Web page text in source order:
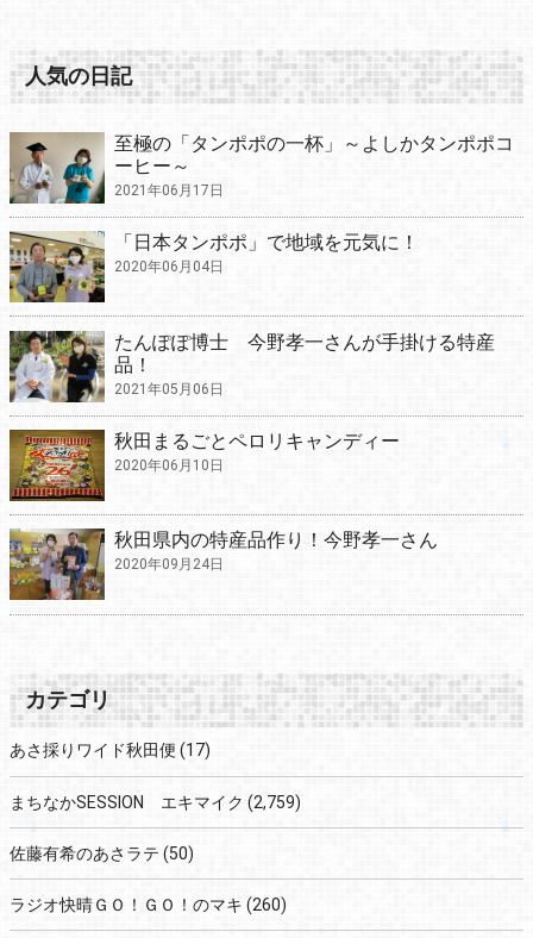
人気の日記
至極の「タンポポの一杯」～よしかタンポポコ
ーヒー～
2021年06月17日
「日本タンポポ」で地域を元気に！
2020年06月04日
たんぽぽ博士 今野孝一さんが手掛ける特産
品！
2021年05月06日
秋田まるごとペロリキャンディー
2020年06月10日
秋田県内の特産品作り！今野孝一さん
2020年09月24日
カテゴリ
あさ採りワイド秋田便 (17)
まちなかSESSION エキマイク (2,759)
佐藤有希のあさラテ (50)
ラジオ快晴ＧＯ！ＧＯ！のマキ (260)